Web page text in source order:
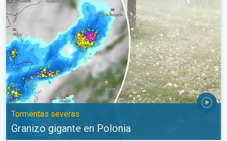
Tormentas severas
Granizo gigante en Polonia